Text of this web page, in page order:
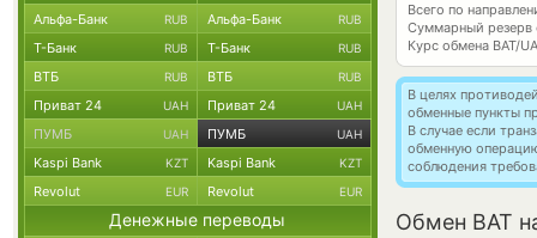
Всего по
Суммарный резерв
Курс обмена BAT/
В целях
обменные пункты
В случае если
обменную
соблюдения
Обмен BAT
Альфа-Банк RUB Альфа-Банк RUB
Т-Банк RUB Т-Банк RUB
ВТБ RUB ВТБ RUB
Приват 24 UAH Приват 24 UAH
ПУМБ UAH ПУМБ UAH
Kaspi Bank KZT Kaspi Bank KZT
Revolut EUR Revolut EUR
Денежные переводы